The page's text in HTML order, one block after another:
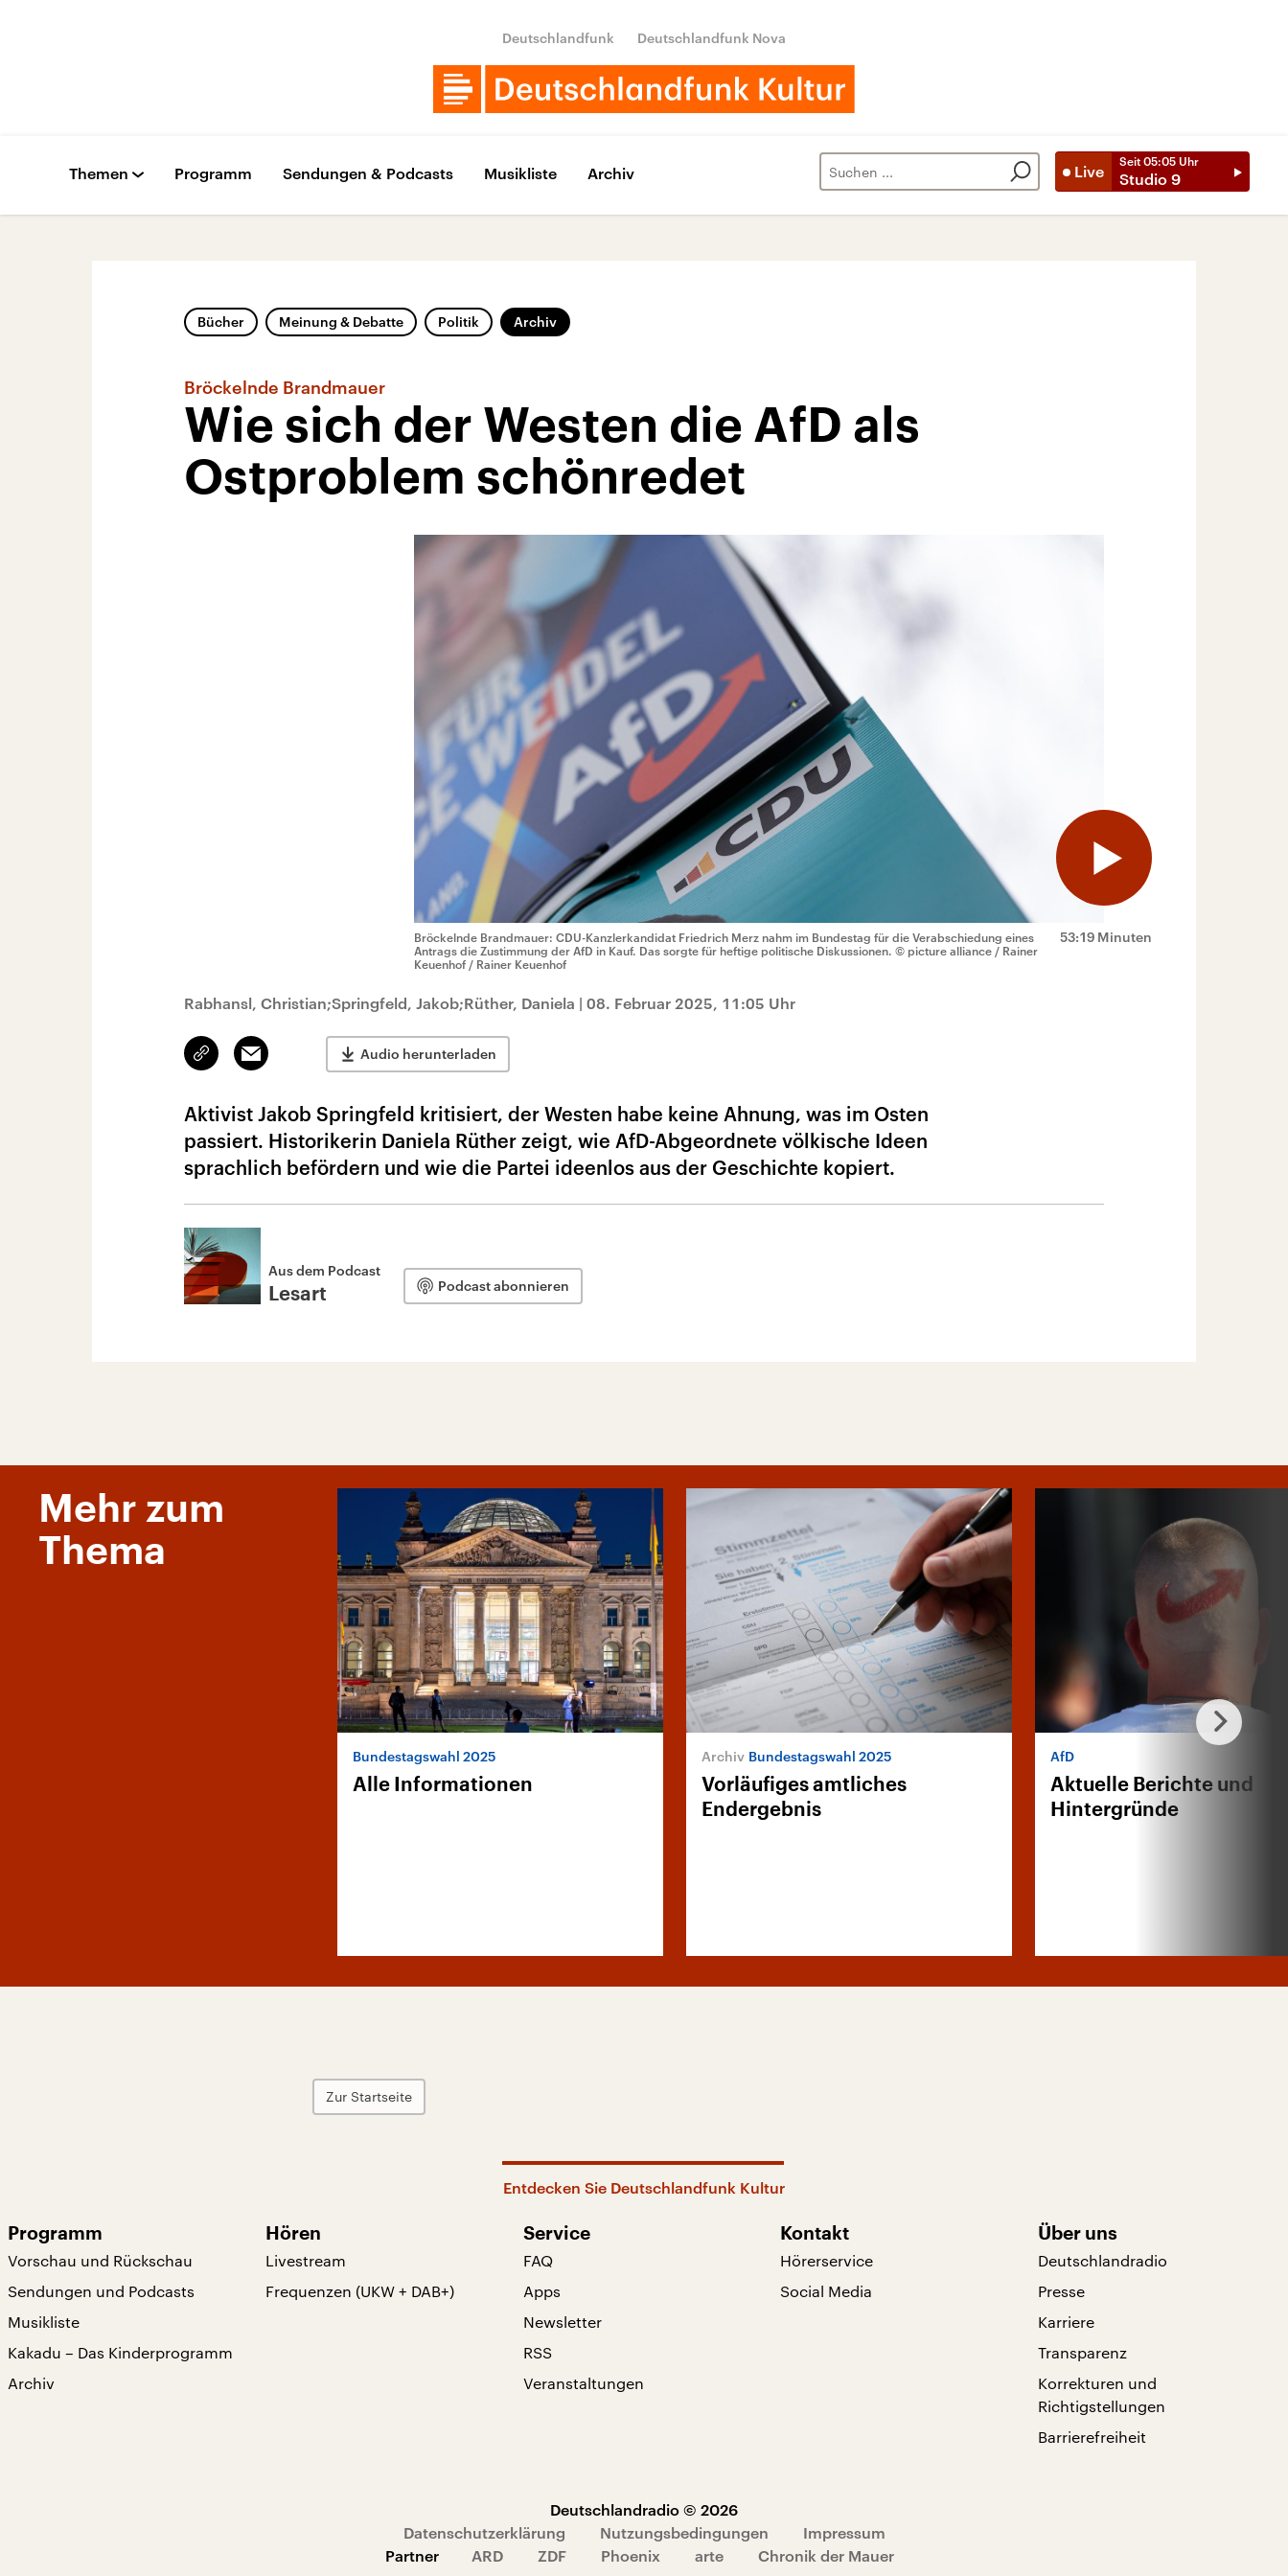
Deutschlandfunk Deutschlandfunk Nova
Live
Seit 05:05 Uhr
Studio 9
Themen Programm Sendungen & Podcasts Musikliste Archiv
Bücher Meinung & Debatte Politik Archiv
Bröckelnde Brandmauer
Wie sich der Westen die AfD als
Ostproblem schönredet
53:19 Minuten
Bröckelnde Brandmauer: CDU-Kanzlerkandidat Friedrich Merz nahm im Bundestag für die Verabschiedung eines
Antrags die Zustimmung der AfD in Kauf. Das sorgte für heftige politische Diskussionen. © picture alliance / Rainer
Keuenhof / Rainer Keuenhof
Rabhansl, Christian;Springfeld, Jakob;Rüther, Daniela | 08. Februar 2025, 11:05 Uhr
Link
kopieren/teilen
Email Audio herunterladen
Aktivist Jakob Springfeld kritisiert, der Westen habe keine Ahnung, was im Osten
passiert. Historikerin Daniela Rüther zeigt, wie AfD-Abgeordnete völkische Ideen
sprachlich befördern und wie die Partei ideenlos aus der Geschichte kopiert.
Aus dem Podcast
Lesart Podcast abonnieren
Mehr zum
Thema
Bundestagswahl 2025
Alle Informationen
Bundestagswahl 2025
Vorläufiges amtliches
Endergebnis
AfD
Aktuelle Berichte und
Hintergründe
Zur Startseite
Entdecken Sie Deutschlandfunk Kultur
Programm
Vorschau und Rückschau
Sendungen und Podcasts
Musikliste
Kakadu – Das Kinderprogramm
Archiv
Hören
Livestream
Frequenzen (UKW + DAB+)
Service
FAQ
Apps
Newsletter
RSS
Veranstaltungen
Kontakt
Hörerservice
Social Media
Über uns
Deutschlandradio
Presse
Karriere
Transparenz
Korrekturen und
Richtigstellungen
Barrierefreiheit
Deutschlandradio © 2026
Datenschutzerklärung
Nutzungsbedingungen
Impressum
Partner
ARD ZDF Phoenix arte Chronik der Mauer